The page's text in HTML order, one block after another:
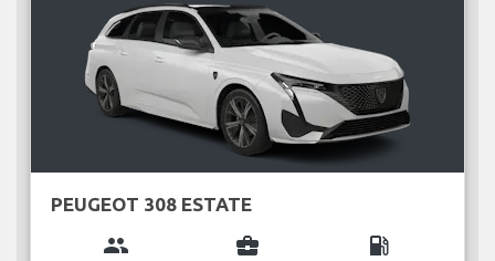
PEUGEOT 308 ESTATE
group business_center local_gas_station